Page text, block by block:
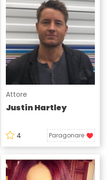
Attore
Justin Hartley
4 Paragonare